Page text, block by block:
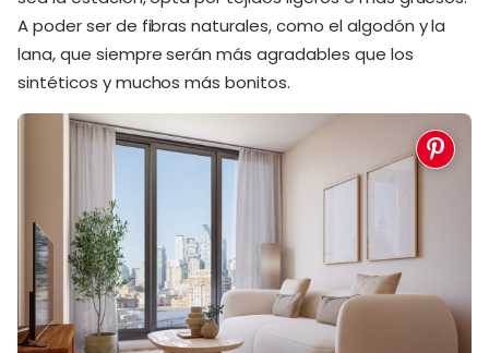
A poder ser de fibras naturales, como el algodón y la
lana, que siempre serán más agradables que los
sintéticos y muchos más bonitos.